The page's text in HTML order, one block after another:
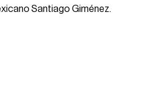
Santiago Giménez.